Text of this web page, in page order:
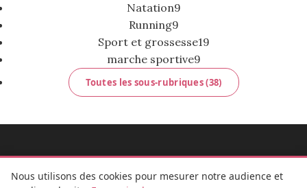
Natation9
Running9
Sport et grossesse19
marche sportive9
Toutes les sous-rubriques (38)
Nous utilisons des cookies pour mesurer notre audience et